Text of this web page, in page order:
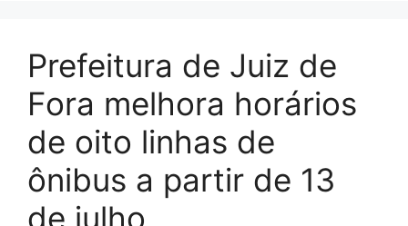
Prefeitura de Juiz de
Fora melhora horários
de oito linhas de
ônibus a partir de 13
de julho